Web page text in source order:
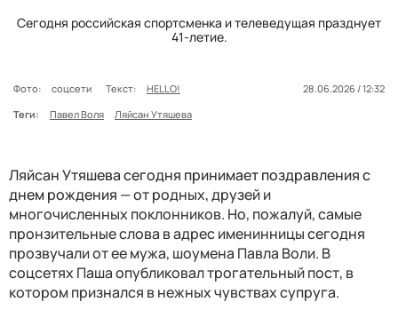
Сегодня российская спортсменка и телеведущая празднует
41-летие.
Фото: соцсети Текст: HELLO!
28.06.2026 / 12:32
Теги:
Павел Воля Ляйсан Утяшева
Ляйсан Утяшева сегодня принимает поздравления с
днем рождения — от родных, друзей и
многочисленных поклонников. Но, пожалуй, самые
пронзительные слова в адрес именинницы сегодня
прозвучали от ее мужа, шоумена Павла Воли. В
соцсетях Паша опубликовал трогательный пост, в
котором признался в нежных чувствах супруга.